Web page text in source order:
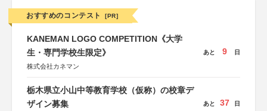
おすすめのコンテスト [PR]
KANEMAN LOGO COMPETITION《大学
生・専門学校生限定》
株式会社カネマン
あと 9 日
栃木県立小山中等教育学校（仮称）の校章デ
ザイン募集
あと 37 日